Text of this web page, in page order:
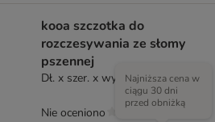
kooa szczotka do
rozczesywania ze słomy
pszennej
Dł. x szer. x wys.: 23 x 7 x 4 cm
Najniższa cena w
ciągu 30 dni
przed obniżką
Nie oceniono